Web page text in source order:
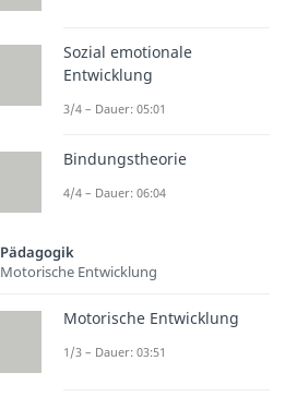
Sozial emotionale
Entwicklung
3/4 – Dauer: 05:01
Bindungstheorie
4/4 – Dauer: 06:04
Pädagogik
Motorische Entwicklung
Motorische Entwicklung
1/3 – Dauer: 03:51